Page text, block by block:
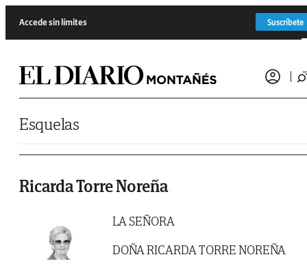
Accede sin límites Suscríbete
Esquelas
Ricarda Torre Noreña
LA SEÑORA
DOÑA RICARDA TORRE NOREÑA